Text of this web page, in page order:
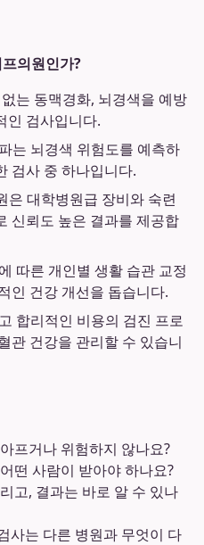
의원인가?
는 동맥경화, 뇌경색을 예방
인 검사입니다.
는 뇌경색 위험도를 예측하
검사 중 하나입니다.
은 대학병원급 장비와 숙련
신뢰도 높은 결과를 제공합
따른 개인별 생활 습관 교정
인 건강 개선을 돕습니다.
합리적인 비용의 검진 프로
관 건강을 관리할 수 있습니
프거나 위험하지 않나요?
떤 사람이 받아야 하나요?
고, 결과는 바로 알 수 있나
사는 다른 병원과 무엇이 다